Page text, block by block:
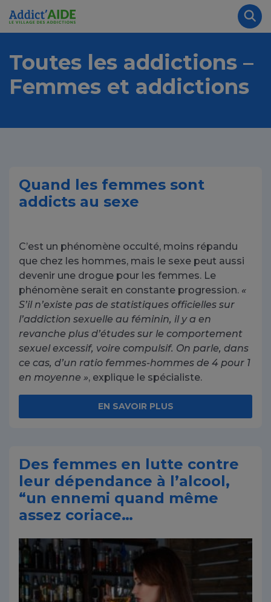
Aller au contenu principal
Toutes les addictions –
Femmes et addictions
Quand les femmes sont
addicts au sexe
C’est un phénomène occulté, moins répandu
que chez les hommes, mais le sexe peut aussi
devenir une drogue pour les femmes. Le
phénomène serait en constante progression. «
S’il n’existe pas de statistiques officielles sur
l’addiction sexuelle au féminin, il y a en
revanche plus d’études sur le comportement
sexuel excessif, voire compulsif. On parle, dans
ce cas, d’un ratio femmes-hommes de 4 pour 1
en moyenne », explique le spécialiste.
EN SAVOIR PLUS
Des femmes en lutte contre
leur dépendance à l’alcool,
“un ennemi quand même
assez coriace…
Panneau de gestion des cookies